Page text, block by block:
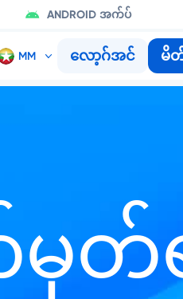
ANDROID အက်ပ်
လော့ဂ်အင် မိ
မှတ်